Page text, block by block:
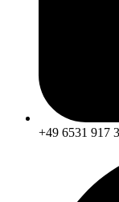
+49 6531 917